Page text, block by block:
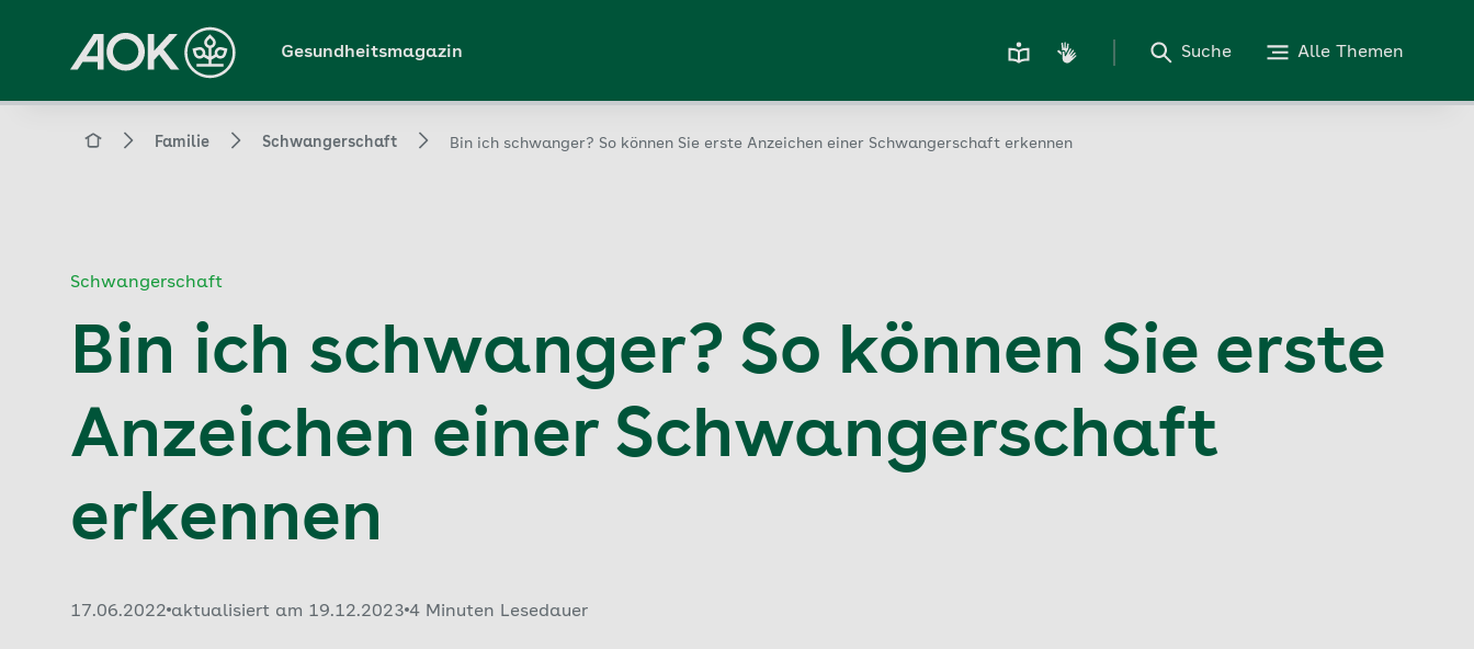
Hauptinhalt
springen
Gesundheitsmagazin Suche Alle Themen
Magazin Familie Schwangerschaft Bin ich schwanger? So können Sie erste Anzeichen einer Schwangerschaft erkennen
Schwangerschaft
Bin ich schwanger? So können Sie erste
Anzeichen einer Schwangerschaft
erkennen
Veröffentlicht am:
17.06.2022 aktualisiert am 19.12.2023 4 Minuten Lesedauer